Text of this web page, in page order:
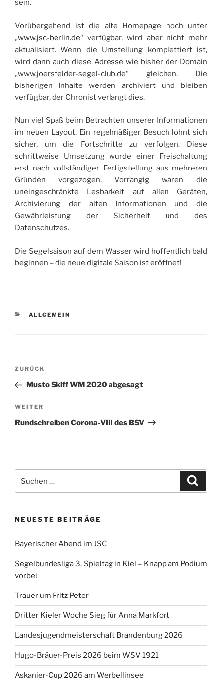
sein.
Vorübergehend ist die alte Homepage noch unter
„www.jsc-berlin.de“ verfügbar, wird aber nicht mehr
aktualisiert. Wenn die Umstellung komplettiert ist,
wird dann auch diese Adresse wie bisher der Domain
„www.joersfelder-segel-club.de“ gleichen. Die
bisherigen Inhalte werden archiviert und bleiben
verfügbar, der Chronist verlangt dies.
Nun viel Spaß beim Betrachten unserer Informationen
im neuen Layout. Ein regelmäßiger Besuch lohnt sich
sicher, um die Fortschritte zu verfolgen. Diese
schrittweise Umsetzung wurde einer Freischaltung
erst nach vollständiger Fertigstellung aus mehreren
Gründen vorgezogen. Vorrangig waren die
uneingeschränkte Lesbarkeit auf allen Geräten,
Archivierung der alten Informationen und die
Gewährleistung der Sicherheit und des
Datenschutzes.
Die Segelsaison auf dem Wasser wird hoffentlich bald
beginnen – die neue digitale Saison ist eröffnet!
KATEGORIEN
ALLGEMEIN
Beitragsnavigation
Vorheriger
Beitrag
ZURÜCK
Musto Skiff WM 2020 abgesagt
Nächster
Beitrag
WEITER
Rundschreiben Corona-VIII des BSV
nach:
NEUESTE BEITRÄGE
Bayerischer Abend im JSC
Segelbundesliga 3. Spieltag in Kiel – Knapp am Podium
vorbei
Trauer um Fritz Peter
Dritter Kieler Woche Sieg für Anna Markfort
Landesjugendmeisterschaft Brandenburg 2026
Hugo-Bräuer-Preis 2026 beim WSV 1921
Askanier-Cup 2026 am Werbellinsee